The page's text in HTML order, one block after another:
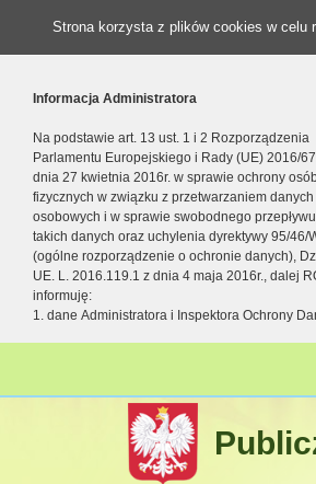
Strona korzysta z plików cookies w celu
Informacja Administratora
Na podstawie art. 13 ust. 1 i 2 Rozporządzenia
Parlamentu Europejskiego i Rady (UE) 2016/
dnia 27 kwietnia 2016r. w sprawie ochrony
fizycznych w związku z przetwarzaniem danych
osobowych i w sprawie swobodnego przepływu
takich danych oraz uchylenia dyrektywy 95/46/
(ogólne rozporządzenie o ochronie danych),
UE. L. 2016.119.1 z dnia 4 maja 2016r., dalej
informuję:
1. dane Administratora i Inspektora Ochrony